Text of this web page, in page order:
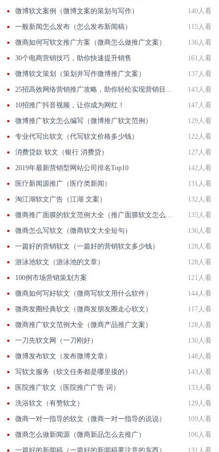
微博软文案例（微博文案的策划与写作） 140人看
一般新闻怎么发布（怎么发布新闻稿） 115人看
微商如何写软文推广方案（微商怎么做推广文案） 136人看
30个电商营销技巧，助你快速提升销售 161人看
微博软文策划（策划并写作微博推广文案） 137人看
25招高效网络营销推广攻略，助你轻松实现营销目标！ 143人看
10招推广抖音视频，让你成为网红！ 147人看
微博推广软文怎么编写（微博推广软文范例） 129人看
专业代写出软文（代写软文价格多少钱） 122人看
消费贷款 软文（银行 消费贷） 127人看
2019年最新营销型网站公司排名Top10 142人看
医疗新闻源推广（医疗类新闻） 131人看
淘江湖软文广告（江湖 文案） 132人看
微商推广面膜的软文范例大全（推广面膜软文怎么写） 135人看
微商怎么写软文（微商软文大全短句） 136人看
一篇好的营销软文（一篇好的营销软文多少钱） 128人看
游泳池软文（游泳池的文章） 128人看
100例市场营销策划方案 121人看
微商如何写好软文（微商写软文用什么软件） 144人看
微商发圈经典软文（微商发朋友圈走心软文） 117人看
微商推广软文范例大全（微商产品推广文案） 128人看
一刀先软文网（一刀刚好） 130人看
微博发布软文（发布微博文章） 148人看
写软文服务（软文任务都是哪里接的） 143人看
医院推广软文（医院推广广告 词） 133人看
洗浴软文（有赞软文） 129人看
微商一对一指导的软文（微商一对一指导的说说） 109人看
微商怎么做新闻源（微商新品怎么去推广） 106人看
一篇好的新闻稿（一篇好的新闻稿要注意的东西） 131人看